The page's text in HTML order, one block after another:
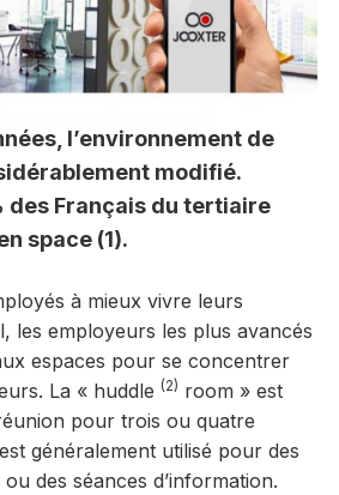
l’environnement de
modifié.
des Français du tertiaire
space (1).
à mieux vivre leurs
les employeurs les plus avancés
espaces pour se concentrer
La « huddle (2) room » est
pour trois ou quatre
généralement utilisé pour des
des séances d’information.